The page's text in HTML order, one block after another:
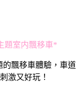
題室内飄移車*
的飄移車體驗，車道
激又好玩！